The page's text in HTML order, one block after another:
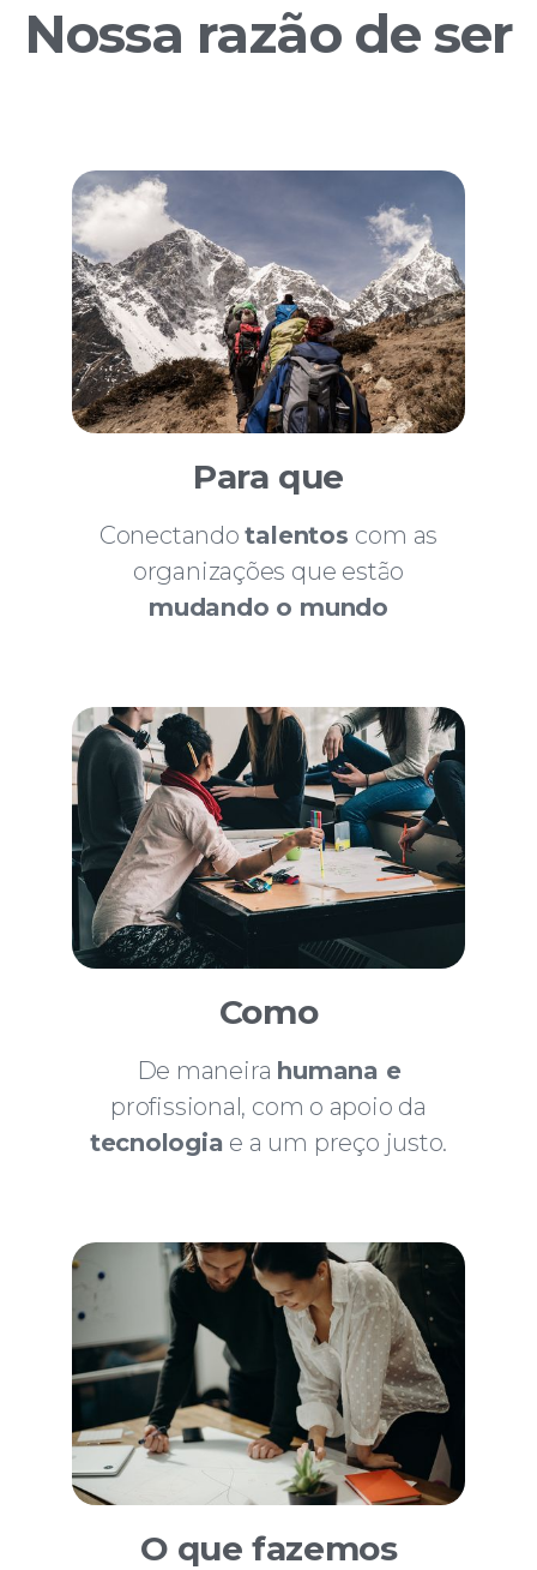
Nossa razão de ser
Para que
Conectandotalentos com as
organizações que estão
mudando o mundo
Como
De maneira humana e
profissional, com o apoio da
tecnologia e a um preço justo.
O que fazemos